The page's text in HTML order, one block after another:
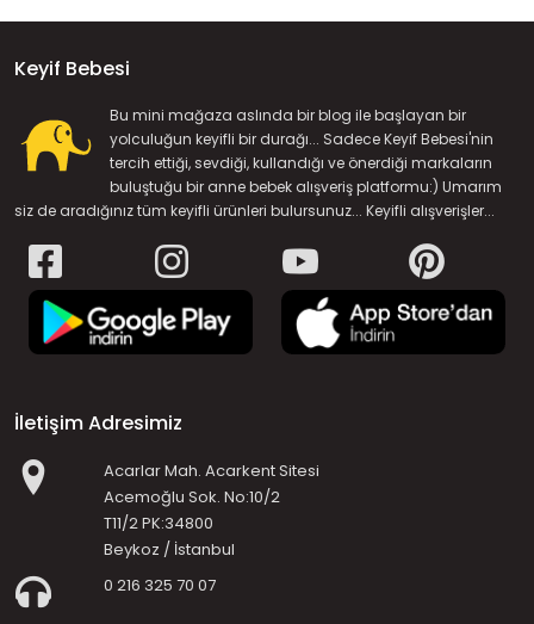
Keyif Bebesi
Bu mini mağaza aslında bir blog ile başlayan bir
yolculuğun keyifli bir durağı... Sadece Keyif Bebesi'nin
tercih ettiği, sevdiği, kullandığı ve önerdiği markaların
buluştuğu bir anne bebek alışveriş platformu:) Umarım
siz de aradığınız tüm keyifli ürünleri bulursunuz... Keyifli alışverişler...
İletişim Adresimiz
Acarlar Mah. Acarkent Sitesi
Acemoğlu Sok. No:10/2
T11/2 PK:34800
Beykoz / İstanbul
0 216 325 70 07